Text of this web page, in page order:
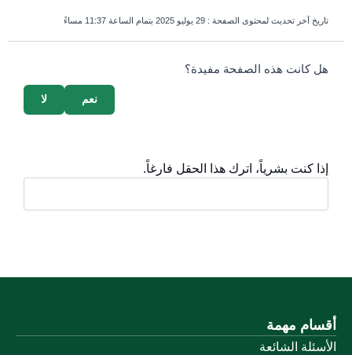
تاريخ آخر تحديث لمحتوى الصفحة : 29 يوليو 2025 بتمام الساعة 11:37 مساءً
survey_v2
هل كانت هذه الصفحة مفيدة؟
لا نعم
إذا كنت بشرياً، اترك هذا الحقل فارغاً.
أقسام مهمة
الأسئلة الشائعة